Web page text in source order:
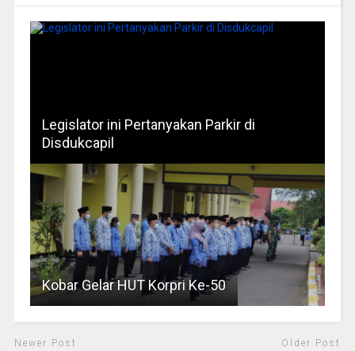
Legislator ini Pertanyakan Parkir di
Disdukcapil
Kobar Gelar HUT Korpri Ke-50
Newer Post Older Post